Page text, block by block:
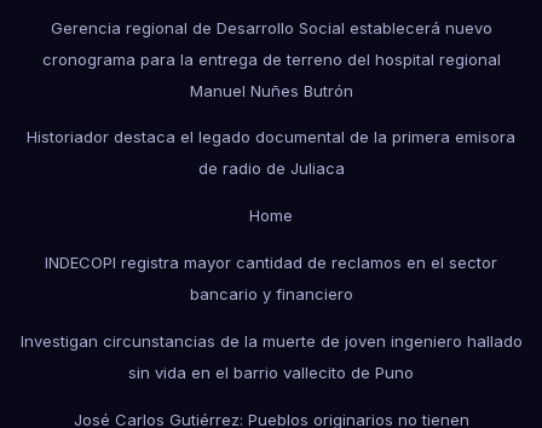
Gerencia regional de Desarrollo Social establecerá nuevo
cronograma para la entrega de terreno del hospital regional
Manuel Nuñes Butrón
Historiador destaca el legado documental de la primera emisora
de radio de Juliaca
Home
INDECOPI registra mayor cantidad de reclamos en el sector
bancario y financiero
Investigan circunstancias de la muerte de joven ingeniero hallado
sin vida en el barrio vallecito de Puno
José Carlos Gutiérrez: Pueblos originarios no tienen